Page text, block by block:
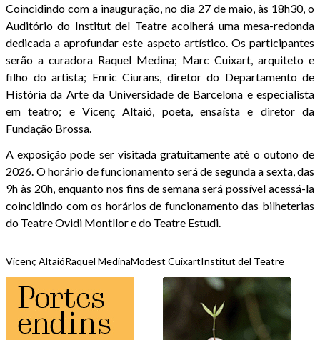
Coincidindo com a inauguração, no dia 27 de maio, às 18h30, o
Auditório do Institut del Teatre acolherá uma mesa-redonda
dedicada a aprofundar este aspeto artístico. Os participantes
serão a curadora Raquel Medina; Marc Cuixart, arquiteto e
filho do artista; Enric Ciurans, diretor do Departamento de
História da Arte da Universidade de Barcelona e especialista
em teatro; e Vicenç Altaió, poeta, ensaísta e diretor da
Fundação Brossa.
A exposição pode ser visitada gratuitamente até o outono de
2026. O horário de funcionamento será de segunda a sexta, das
9h às 20h, enquanto nos fins de semana será possível acessá-la
coincidindo com os horários de funcionamento das bilheterias
do Teatre Ovidi Montllor e do Teatre Estudi.
Vicenç AltaióRaquel MedinaModest CuixartInstitut del Teatre